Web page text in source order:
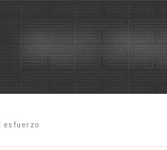
esfuerzo